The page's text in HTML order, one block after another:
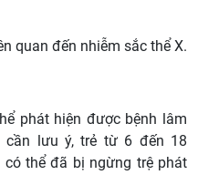
quan đến nhiễm sắc thể X.
phát hiện được bệnh lâm
cần lưu ý, trẻ từ 6 đến 18
thể đã bị ngừng trệ phát